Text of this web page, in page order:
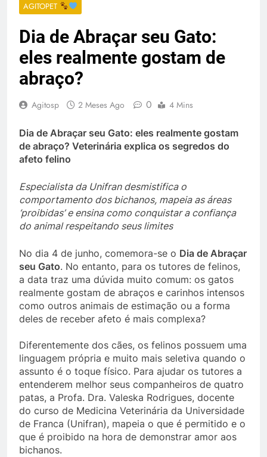
AGITOPET
Dia de Abraçar seu Gato:
eles realmente gostam de
abraço?
Agitosp 2 Meses Ago 0 4 Mins
Dia de Abraçar seu Gato: eles realmente gostam
de abraço? Veterinária explica os segredos do
afeto felino
Especialista da Unifran desmistifica o
comportamento dos bichanos, mapeia as áreas
‘proibidas’ e ensina como conquistar a confiança
do animal respeitando seus limites
No dia 4 de junho, comemora-se o Dia de Abraçar
seu Gato. No entanto, para os tutores de felinos,
a data traz uma dúvida muito comum: os gatos
realmente gostam de abraços e carinhos intensos
como outros animais de estimação ou a forma
deles de receber afeto é mais complexa?
Diferentemente dos cães, os felinos possuem uma
linguagem própria e muito mais seletiva quando o
assunto é o toque físico. Para ajudar os tutores a
entenderem melhor seus companheiros de quatro
patas, a Profa. Dra. Valeska Rodrigues, docente
do curso de Medicina Veterinária da Universidade
de Franca (Unifran), mapeia o que é permitido e o
que é proibido na hora de demonstrar amor aos
bichanos.